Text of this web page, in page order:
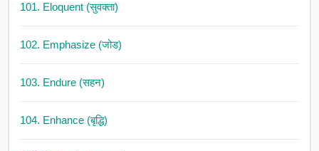
101. Eloquent (सुवक्ता)
102. Emphasize (जोड)
103. Endure (सहन)
104. Enhance (बृद्धि)